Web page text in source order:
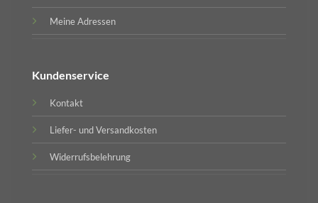
Meine Adressen
Kundenservice
Kontakt
Liefer- und Versandkosten
Widerrufsbelehrung